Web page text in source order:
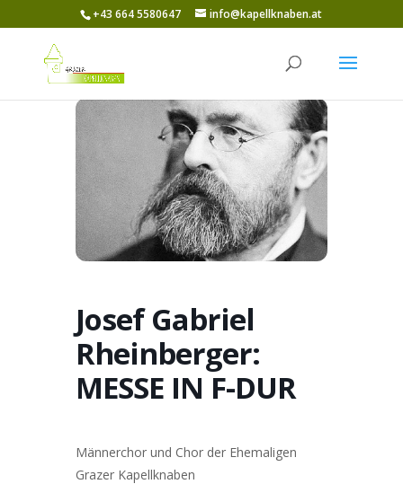
+43 664 5580647 info@kapellknaben.at
Josef Gabriel
Rheinberger:
MESSE IN F-DUR
Männerchor und Chor der Ehemaligen
Grazer Kapellknaben